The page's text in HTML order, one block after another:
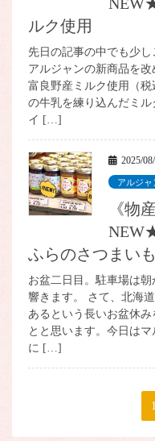
ルク使用
先日の記事の中でも少
アルジャンの新商品を
富良野産ミルク使用（
の牛乳を練り込んだミ
イ […]
2025/
アルジャ
《物産センターアルジャン》
ふらのさつまい
お盆二日目。駐車場は
響きます。 さて、北海
あるという長いお盆休
とと思います。今日は
に […]
1